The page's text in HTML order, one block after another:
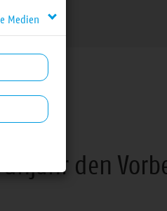
den
Medien